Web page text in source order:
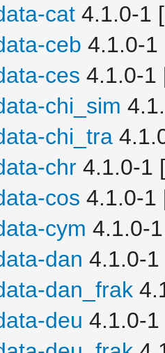
cat4.1.0-1
ceb 4.1.0-1
ces 4.1.0-1
chi_sim
chi_tra
chr4.1.0-1
cos 4.1.0-1
cym 4.1.0-
dan 4.1.0-
dan_frak
deu 4.1.0-